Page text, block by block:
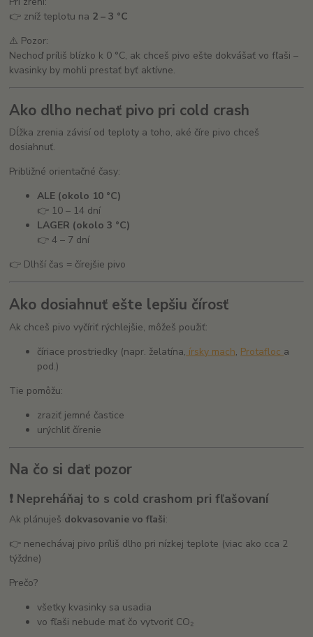
👉 zníž teplotu na 2 – 3 °C
⚠️ Pozor:
Nechoď príliš blízko k 0 °C, ak chceš pivo ešte dokvášať vo fľaši –
kvasinky by mohli prestať byť aktívne.
Ako dlho nechať pivo pri cold crash
Dĺžka zrenia závisí od teploty a toho, aké číre pivo chceš
dosiahnuť.
Približné orientačné časy:
ALE (okolo 10 °C)
👉 10 – 14 dní
LAGER (okolo 3 °C)
👉 4 – 7 dní
👉 Dlhší čas = čírejšie pivo
Ako dosiahnuť ešte lepšiu čírosť
Ak chceš pivo vyčíriť rýchlejšie, môžeš použiť:
číriace prostriedky (napr. želatína, írsky mach, Protafloc a
pod.)
Tie pomôžu:
zraziť jemné častice
urýchliť čírenie
Na čo si dať pozor
❗ Nepreháňaj to s cold crashom pri fľašovaní
Ak plánuješ dokvasovanie vo fľaši:
👉 nenechávaj pivo príliš dlho pri nízkej teplote (viac ako cca 2
týždne)
Prečo?
všetky kvasinky sa usadia
vo fľaši nebude mať čo vytvoriť CO₂